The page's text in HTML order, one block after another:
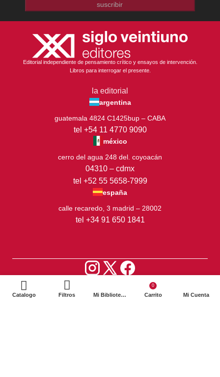
suscribir
Editorial independiente de pensamiento crítico y ensayos de intervención.
Libros para interrogar el presente.
la editorial
argentina
guatemala 4824 C1425bup – CABA
tel +54 11 4770 9090
méxico
cerro del agua 248 del. coyoacán
04310 – cdmx
tel +52 55 5658-7999
españa
calle recaredo, 3 madrid – 28002
tel +34 91 650 1841
2024. Siglo XXI Editores Argentina ©️. Todos los derechos
reservados
Catalogo Filtros Mi Biblioteca
0
Carrito Mi Cuenta